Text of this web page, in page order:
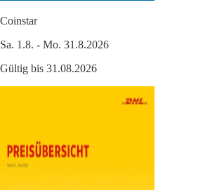
Coinstar
Sa. 1.8. - Mo. 31.8.2026
Gültig bis 31.08.2026